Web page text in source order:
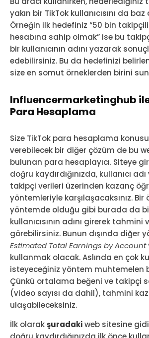
yakın bir TikTok kullanıcısını da
Örneğin ilk hedefiniz “50 bin takipçili
hesabına sahip olmak” ise bu
bir kullanıcının adını yazarak
edebilirsiniz. Bu da hedefinizi
size en somut örneklerden birini
Influencermarketinghub
Para Hesaplama
Size TikTok para hesaplama
verebilecek bir diğer çözüm de bu
bulunan para hesaplayıcı. Siteye
doğru kaydırdığınızda, kullanıcı
takipçi verileri üzerinden kazanç
yöntemleriyle karşılaşacaksınız. Bir
yöntemde olduğu gibi burada da
kullanıcısının adını girerek tahmini
görebilirsiniz. Bunun dışında diğer
Estimated Total Earnings by Account
kullanmak olacak. Aslında en çok
isteyeceğiniz yöntem muhtemelen
Çünkü ortalama beğeni ve takipçi
(video sayısı da dahil), tahmini
ulaşabileceksiniz.
İlk olarakşuradakiweb sitesine